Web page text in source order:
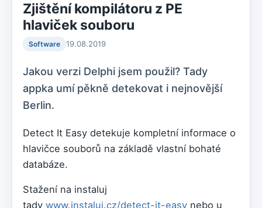
Zjištění kompilátoru z PE
hlaviček souboru
Software 19.08.2019
Jakou verzi Delphi jsem použil? Tady
appka umí pěkně detekovat i nejnovější
Berlin.
Detect It Easy detekuje kompletní informace o
hlavičce souborů na základě vlastní bohaté
databáze.
Stažení na instaluj
tady www.instaluj.cz/detect-it-easy nebo u